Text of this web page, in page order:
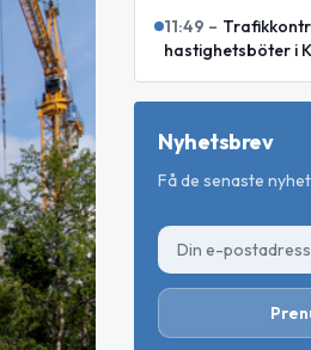
11:49 –
hastighetsböter i
Nyhetsbrev
Få de senaste